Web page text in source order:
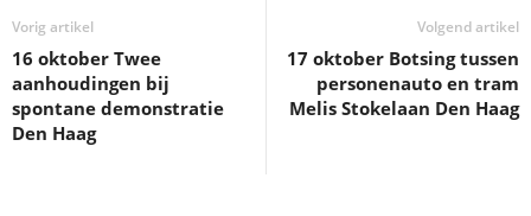
Vorig artikel
16 oktober Twee
aanhoudingen bij
spontane demonstratie
Den Haag
Volgend artikel
17 oktober Botsing tussen
personenauto en tram
Melis Stokelaan Den Haag